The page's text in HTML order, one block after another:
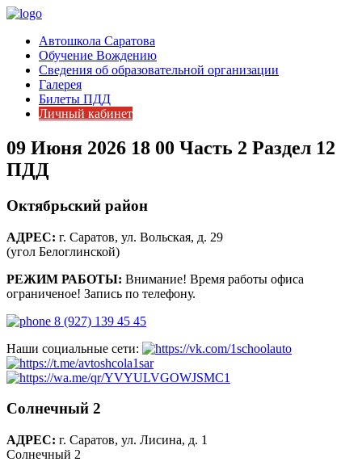
Автошкола Саратова
Обучение Вождению
Сведения об образовательной организации
Галерея
Билеты ПДД
Личный кабинет
09 Июня 2026 18 00 Часть 2 Раздел 12
ПДД
Октябрьский район
АДРЕС: г. Саратов, ул. Вольская, д. 29
(угол Белоглинской)
РЕЖИМ РАБОТЫ: Внимание! Время работы офиса
ограниченое! Запись по телефону.
8 (927) 139 45 45
Наши социальные сети:
Солнечный 2
АДРЕС: г. Саратов, ул. Лисина, д. 1
Солнечный 2